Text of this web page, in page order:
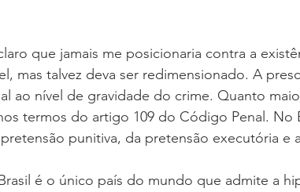
que jamais me posicionaria contra a
mas talvez deva ser redimensionado. A
ao nível de gravidade do crime. Quanto
termos do artigo 109 do Código Penal. No
punitiva, da pretensão executória e
é o único país do mundo que admite a